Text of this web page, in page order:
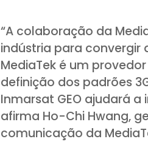
“A colaboração da
indústria para convergir
MediaTek é um
definição dos padrões
Inmarsat GEO ajudará
afirma Ho-Chi Hwang,
comunicação da